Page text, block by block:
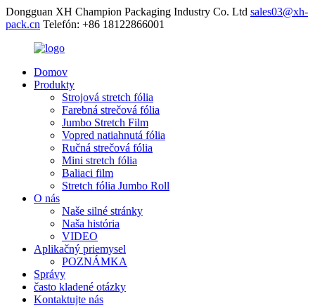
Dongguan XH Champion Packaging Industry Co. Ltd sales03@xh-
pack.cn Telefón: +86 18122866001
Domov
Produkty
Strojová stretch fólia
Farebná strečová fólia
Jumbo Stretch Film
Vopred natiahnutá fólia
Ručná strečová fólia
Mini stretch fólia
Baliaci film
Stretch fólia Jumbo Roll
O nás
Naše silné stránky
Naša história
VIDEO
Aplikačný priemysel
POZNÁMKA
Správy
často kladené otázky
Kontaktujte nás